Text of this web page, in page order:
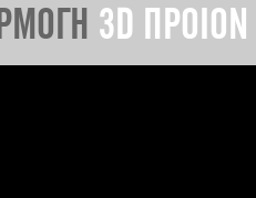
3D ΠΡΟΙΟΝ